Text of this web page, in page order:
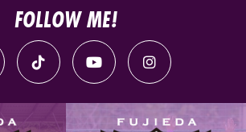
FOLLOW ME!